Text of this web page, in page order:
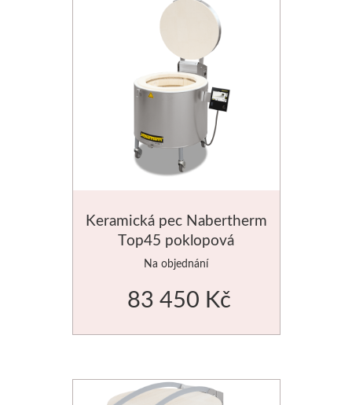
Akryl
Plátna
Sennelier
Suché pastely
Schmincke
Keramická pec Nabertherm
Top45 poklopová
Na objednání
83 450 Kč